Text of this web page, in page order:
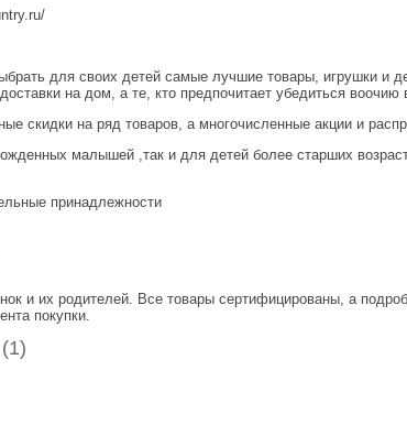
для своих детей самые лучшие товары, игрушки и
на дом, а те, кто предпочитает убедиться
скидки на ряд товаров, а многочисленные акции и
малышей ,так и для детей более старших
принадлежности
и их родителей. Все товары сертифицированы, а
покупки.